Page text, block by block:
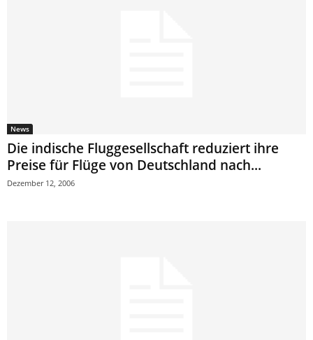
News
Die indische Fluggesellschaft reduziert ihre
Preise für Flüge von Deutschland nach...
Dezember 12, 2006